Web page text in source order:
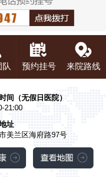
队 预约挂号 来院路线
间（无假日医院）
21:00
址
美兰区海府路97号